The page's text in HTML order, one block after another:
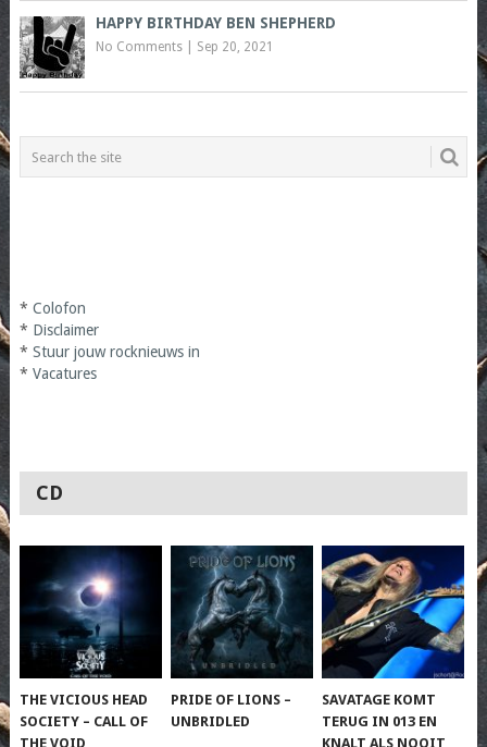
HAPPY BIRTHDAY BEN SHEPHERD
No Comments| Sep 20, 2021
* Colofon
* Disclaimer
* Stuur jouw rocknieuws in
* Vacatures
CD
THE VICIOUS HEAD
SOCIETY – CALL OF
THE VOID
PRIDE OF LIONS –
UNBRIDLED
SAVATAGE KOMT
TERUG IN 013 EN
KNALT ALS NOOIT